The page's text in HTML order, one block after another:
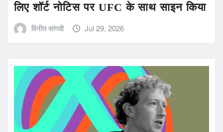
लिए शॉर्ट नोटिस पर UFC के साथ साइन किया
विनीत सांगवी Jul 29, 2026